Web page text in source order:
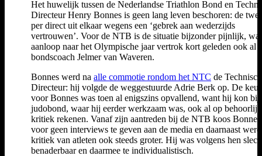
Het huwelijk tussen de Nederlandse Triathlon Bond en
Directeur Henry Bonnes is geen lang leven beschoren: de
per direct uit elkaar wegens een ‘gebrek aan wederzijds
vertrouwen’. Voor de NTB is de situatie bijzonder pijnlijk,
aanloop naar het Olympische jaar vertrok kort geleden ook al
bondscoach Jelmer van Waveren.
Bonnes werd na alle commotie rondom het NTC de Technisch
Directeur: hij volgde de weggestuurde Adrie Berk op. De
voor Bonnes was toen al enigszins opvallend, want hij kon bij
judobond, waar hij eerder werkzaam was, ook al op
kritiek rekenen. Vanaf zijn aantreden bij de NTB koos
voor geen interviews te geven aan de media en daarnaast
kritiek van atleten ook steeds groter. Hij was volgens hen
benaderbaar en daarmee te individualistisch.